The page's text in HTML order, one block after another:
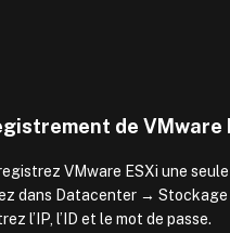
de VMware
VMware ESXi une
dans Datacenter →
l’IP, l’ID et le mot de passe.